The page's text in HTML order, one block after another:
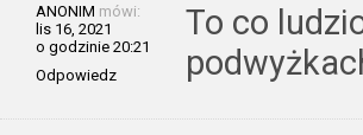
ANONIM mówi:
lis 16, 2021
o godzinie 20:21
Odpowiedz
To co